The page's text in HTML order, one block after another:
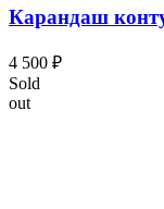
Карандаш
4 500 ₽
Sold
out